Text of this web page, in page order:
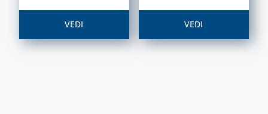
E POMPE DI
CONDENSA
COLLETTORI
VEDI VEDI